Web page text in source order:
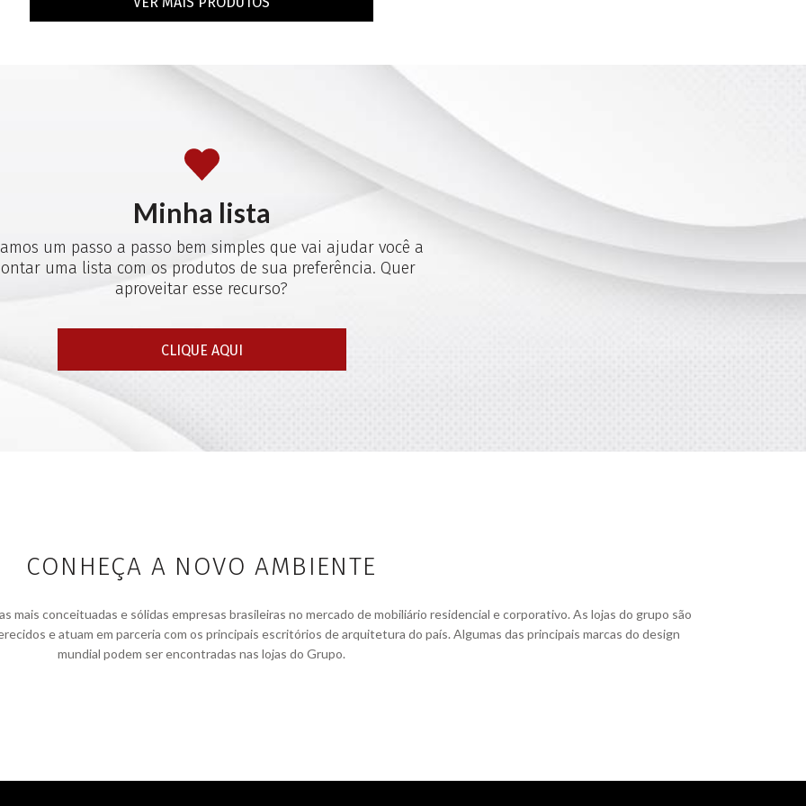
Minha lista
um passo a passo bem simples que vai ajudar você a
uma lista com os produtos de sua preferência. Quer
aproveitar esse recurso?
CLIQUE AQUI
CONHEÇA A NOVO AMBIENTE
mais conceituadas e sólidas empresas brasileiras no mercado de mobiliário residencial e corporativo. As lojas do grupo são
e atuam em parceria com os principais escritórios de arquitetura do país. Algumas das principais marcas do design
mundial podem ser encontradas nas lojas do Grupo.